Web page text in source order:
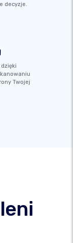
decyzje.
Twojej